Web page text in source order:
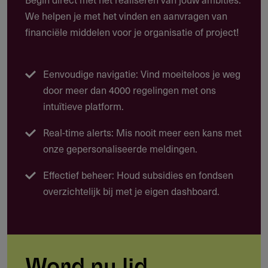
Waarvoor kun je deze subsidie gebruiken?
Deze subsidie biedt tot $ 5.000 voor individuele
wereldwijd. Acht aanvragers ontvangen in 2026 een
subsidie voor een projectperiode van één jaar.
inclusief pilot- en proof-of-conceptprojecten
beschermingsactiviteiten
Reiskosten en redelijke projectgerelateerde uitgaven
geval beoordeeld)
We helpen je met het vinden en aanvragen van
financiële middelen voor je organisatie of project!
Eenvoudige navigatie: Vind moeiteloos je weg
door meer dan 4000 regelingen met ons
intuïtieve platform.
Real-time alerts: Mis nooit meer een kans met
onze gepersonaliseerde meldingen.
Effectief beheer: Houd subsidies en fondsen
overzichtelijk bij met je eigen dashboard.